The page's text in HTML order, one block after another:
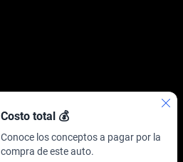
Costo total 💰
Conoce los conceptos a pagar por la
compra de este auto.